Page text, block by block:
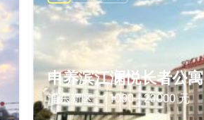
申养滨江澜悦长者公寓
浦东新区 11000 - 23000 元